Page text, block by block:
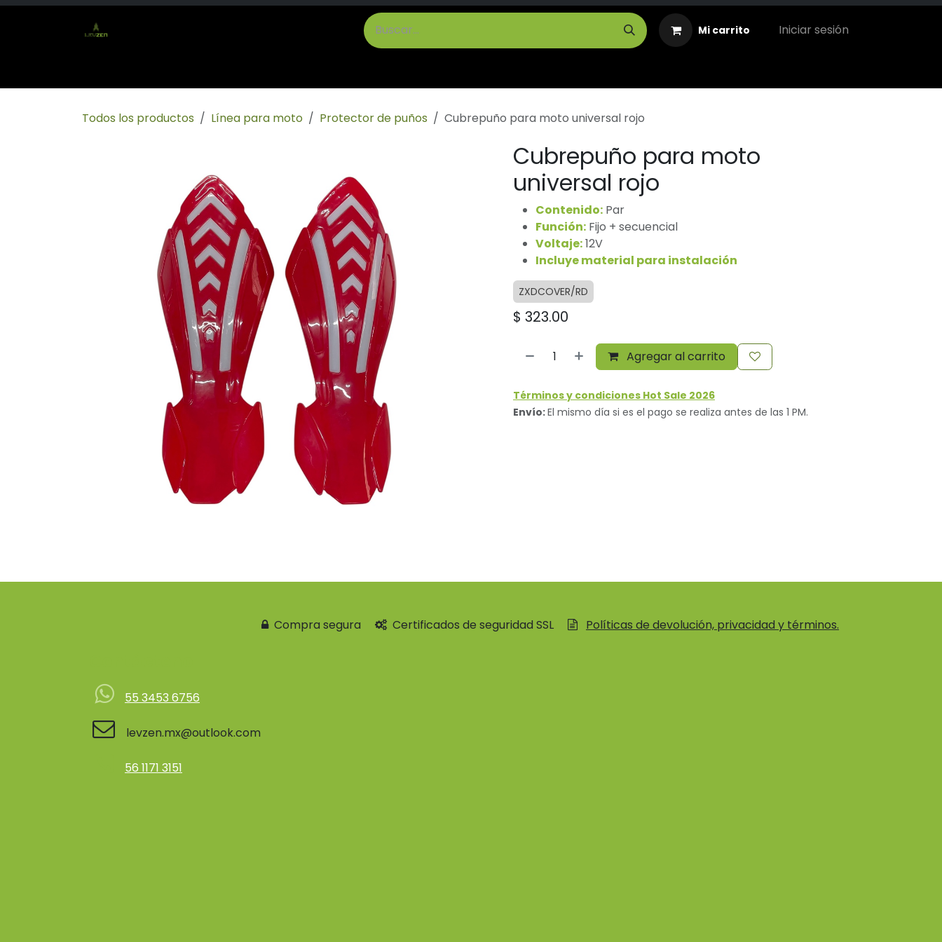
Ir al contenido
Mi carrito Iniciar sesión
Todos los productos Línea para moto Protector de puños Cubrepuño para moto universal rojo
Cubrepuño para moto
universal rojo
Contenido: Par
Función: Fijo + secuencial
Voltaje:12V
Incluye material para instalación
ZXDCOVER/RD
$ 323.00
Agregar al carrito
Términos y condiciones Hot Sale 2026
Envío:El mismo día si es el pago se realiza antes de las 1 PM.
Compra segura Certificados de seguridad SSL Políticas de devolución, privacidad y términos.
55 3453 6756
levzen.mx@outlook.com
56 1171 3151